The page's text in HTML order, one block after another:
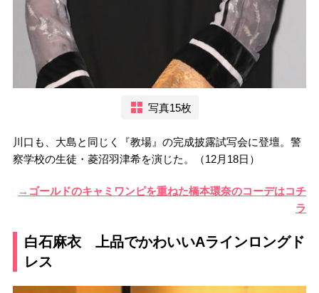
写真15枚
川口も、大島と同じく『教場』の完成披露試写会に登壇。警
察学校の生徒・菱沼羽津希を演じた。（12月18日）
→ゴールドのキャミワンピを重ねた橋本環奈のコーデはコチ
ラ
白石麻衣 上品でかわいいAラインロングド
レス